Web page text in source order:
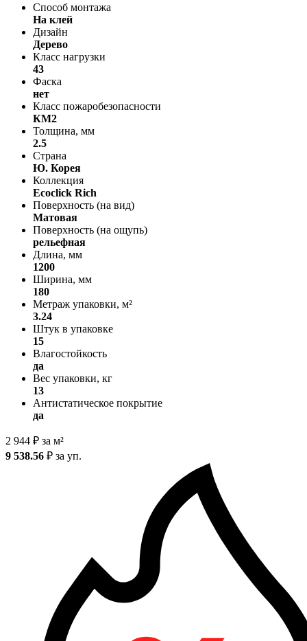
Способ монтажа
На клей
Дизайн
Дерево
Класс нагрузки
43
Фаска
нет
Класс пожаробезопасности
КМ2
Толщина, мм
2.5
Страна
Ю. Корея
Коллекция
Ecoclick Rich
Поверхность (на вид)
Матовая
Поверхность (на ощупь)
рельефная
Длина, мм
1200
Ширина, мм
180
Метраж упаковки, м²
3.24
Штук в упаковке
15
Влагостойкость
да
Вес упаковки, кг
13
Антистатическое покрытие
да
2 944 ₽ за м²
9 538.56 ₽ за уп.